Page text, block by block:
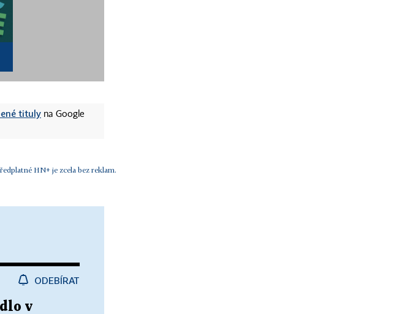
tituly na Google
HN+ je zcela bez reklam.
ODEBÍRAT
v